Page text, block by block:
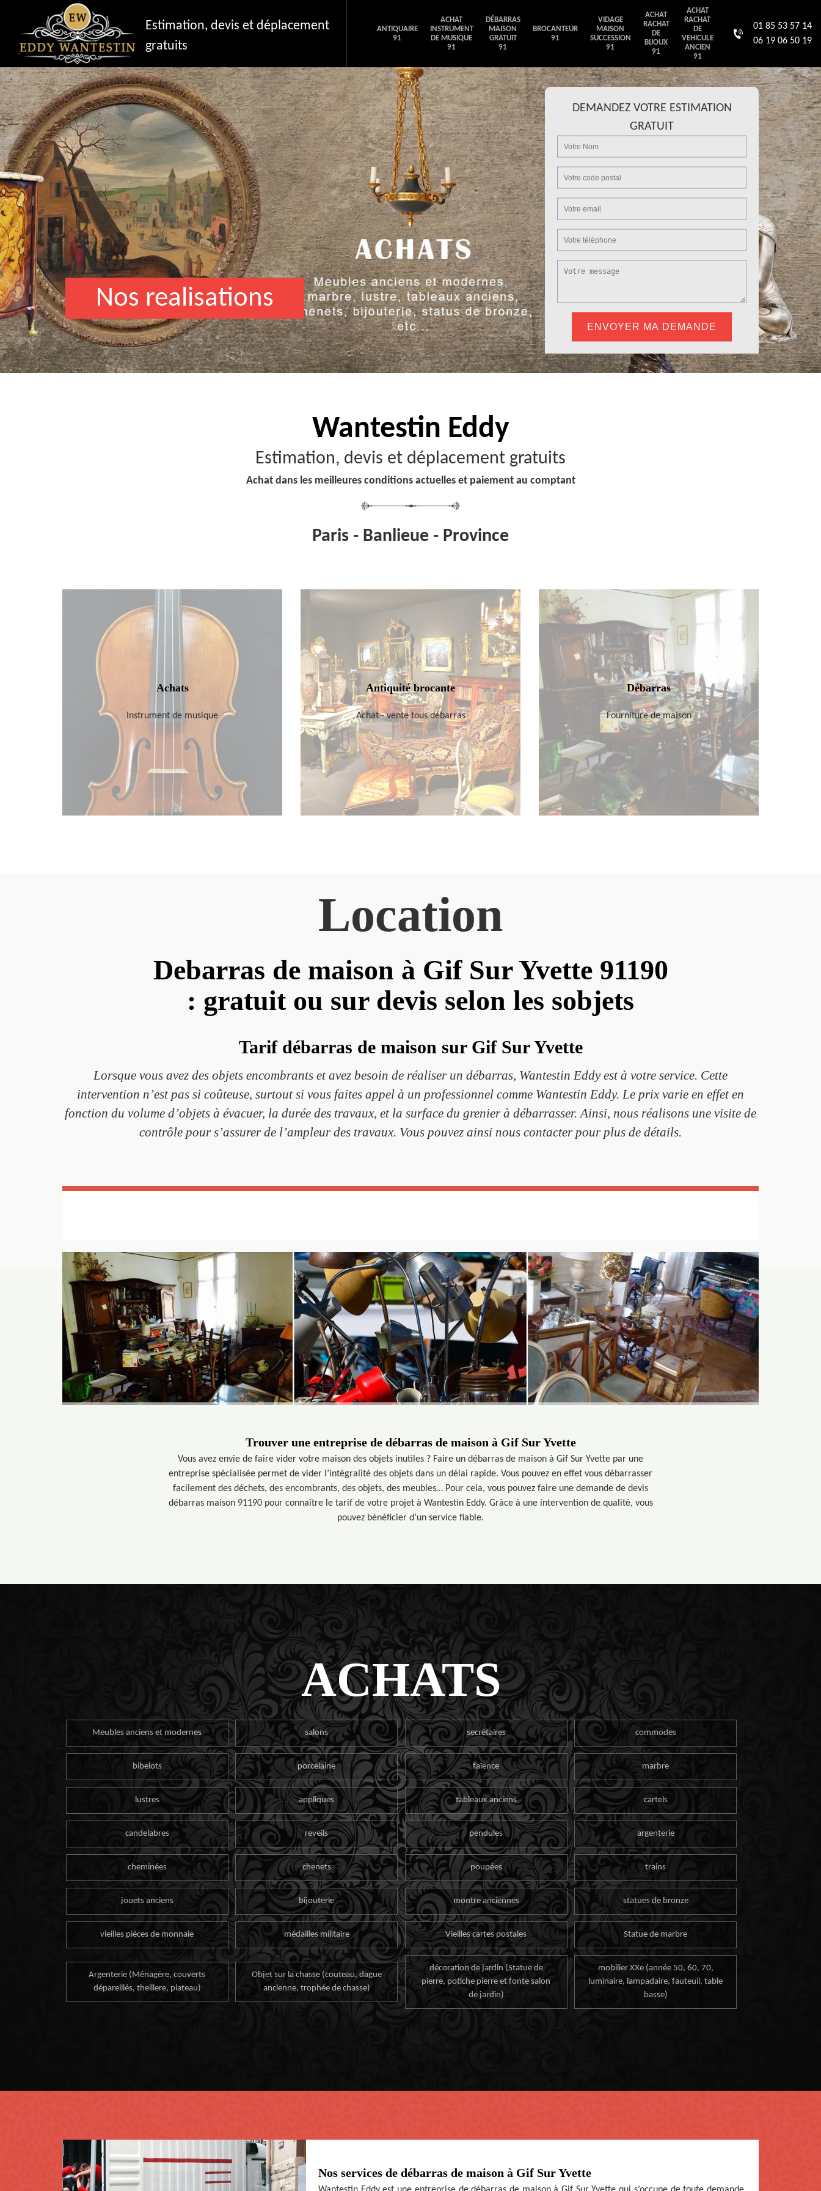
Estimation, devis et déplacement
gratuits
ANTIQUAIRE
91
ACHAT
INSTRUMENT
DE MUSIQUE
91
DÉBARRAS
MAISON
GRATUIT
91
BROCANTEUR
91
VIDAGE
MAISON
SUCCESSION
91
ACHAT
RACHAT
DE
BIJOUX
91
ACHAT
RACHAT
DE
VEHICULE
ANCIEN
91
01 85 53 57 14
06 19 06 50 19
Nos realisations
DEMANDEZ VOTRE ESTIMATION
GRATUIT
Wantestin Eddy
Estimation, devis et déplacement gratuits
Achat dans les meilleures conditions actuelles et paiement au comptant
Paris - Banlieue - Province
Achats
Instrument de musique
Antiquité brocante
Achat - vente tous débarras
Débarras
Fourniture de maison
Debarras de maison à Gif Sur Yvette 91190
: gratuit ou sur devis selon les sobjets
Location
Tarif débarras de maison sur Gif Sur Yvette
Lorsque vous avez des objets encombrants et avez besoin de réaliser un débarras, Wantestin Eddy est à votre service. Cette
intervention n’est pas si coûteuse, surtout si vous faites appel à un professionnel comme Wantestin Eddy. Le prix varie en effet en
fonction du volume d’objets à évacuer, la durée des travaux, et la surface du grenier à débarrasser. Ainsi, nous réalisons une visite de
contrôle pour s’assurer de l’ampleur des travaux. Vous pouvez ainsi nous contacter pour plus de détails.
Trouver une entreprise de débarras de maison à Gif Sur Yvette
Vous avez envie de faire vider votre maison des objets inutiles ? Faire un débarras de maison à Gif Sur Yvette par une
entreprise spécialisée permet de vider l’intégralité des objets dans un délai rapide. Vous pouvez en effet vous débarrasser
facilement des déchets, des encombrants, des objets, des meubles… Pour cela, vous pouvez faire une demande de devis
débarras maison 91190 pour connaître le tarif de votre projet à Wantestin Eddy. Grâce à une intervention de qualité, vous
pouvez bénéficier d’un service fiable.
ACHATS
Meubles anciens et modernes salons secrétaires commodes
bibelots porcelaine faïence marbre
lustres appliques tableaux anciens cartels
candelabres reveils pendules argenterie
cheminées chenets poupées trains
jouets anciens bijouterie montre anciennes statues de bronze
vieilles pièces de monnaie médailles militaire Vieilles cartes postales Statue de marbre
Argenterie (Ménagère, couverts
dépareillés, theillere, plateau)
Objet sur la chasse (couteau, dague
ancienne, trophée de chasse)
décoration de jardin (Statue de
pierre, potiche pierre et fonte salon
de jardin)
mobilier XXe (année 50, 60, 70,
luminaire, lampadaire, fauteuil, table
basse)
Nos services de débarras de maison à Gif Sur Yvette